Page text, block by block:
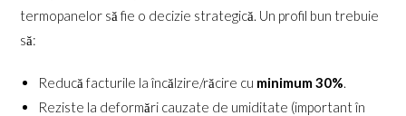
termopanelor să fie o decizie strategică. Un profil bun trebuie
să:
Reducă facturile la încălzire/răcire cu minimum 30%.
Reziste la deformări cauzate de umiditate (important în